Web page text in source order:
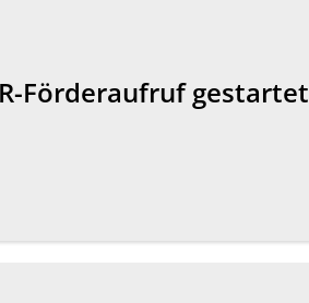
Förderaufruf gestartet